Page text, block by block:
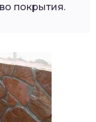
покрытия.